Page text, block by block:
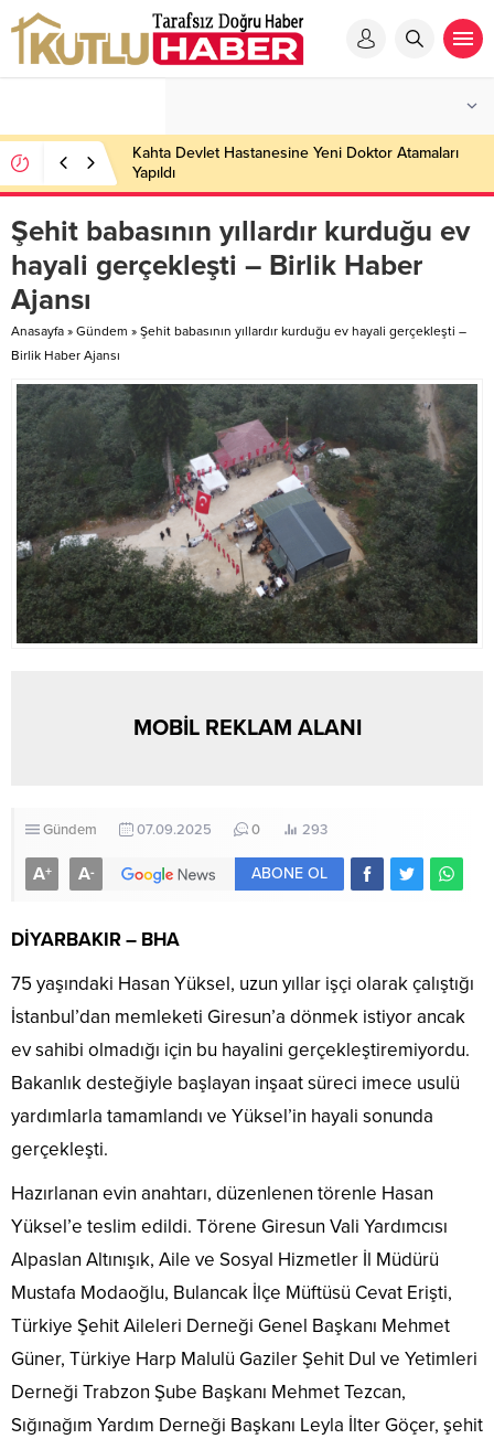
Kahta Devlet Hastanesine Yeni Doktor Atamaları
Yapıldı
Şehit babasının yıllardır kurduğu ev
hayali gerçekleşti – Birlik Haber
Ajansı
Anasayfa » Gündem » Şehit babasının yıllardır kurduğu ev hayali gerçekleşti –
Birlik Haber Ajansı
MOBİL REKLAM ALANI
Gündem 07.09.2025 0 293
A+ A- ABONE OL
DİYARBAKIR – BHA
75 yaşındaki Hasan Yüksel, uzun yıllar işçi olarak çalıştığı
İstanbul’dan memleketi Giresun’a dönmek istiyor ancak
ev sahibi olmadığı için bu hayalini gerçekleştiremiyordu.
Bakanlık desteğiyle başlayan inşaat süreci imece usulü
yardımlarla tamamlandı ve Yüksel’in hayali sonunda
gerçekleşti.
Hazırlanan evin anahtarı, düzenlenen törenle Hasan
Yüksel’e teslim edildi. Törene Giresun Vali Yardımcısı
Alpaslan Altınışık, Aile ve Sosyal Hizmetler İl Müdürü
Mustafa Modaoğlu, Bulancak İlçe Müftüsü Cevat Erişti,
Türkiye Şehit Aileleri Derneği Genel Başkanı Mehmet
Güner, Türkiye Harp Malulü Gaziler Şehit Dul ve Yetimleri
Derneği Trabzon Şube Başkanı Mehmet Tezcan,
Sığınağım Yardım Derneği Başkanı Leyla İlter Göçer, şehit